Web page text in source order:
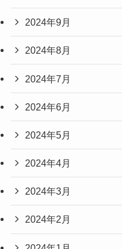
2024年9月
2024年8月
2024年7月
2024年6月
2024年5月
2024年4月
2024年3月
2024年2月